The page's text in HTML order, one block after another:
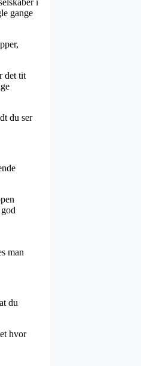
gange
det tit
du ser
man
du
hvor